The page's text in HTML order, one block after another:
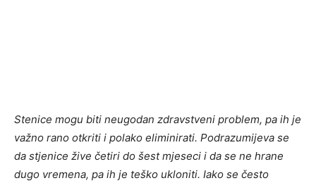
Stenice mogu biti neugodan zdravstveni problem, pa ih je
važno rano otkriti i polako eliminirati. Podrazumijeva se
da stjenice žive četiri do šest mjeseci i da se ne hrane
dugo vremena, pa ih je teško ukloniti. Iako se često